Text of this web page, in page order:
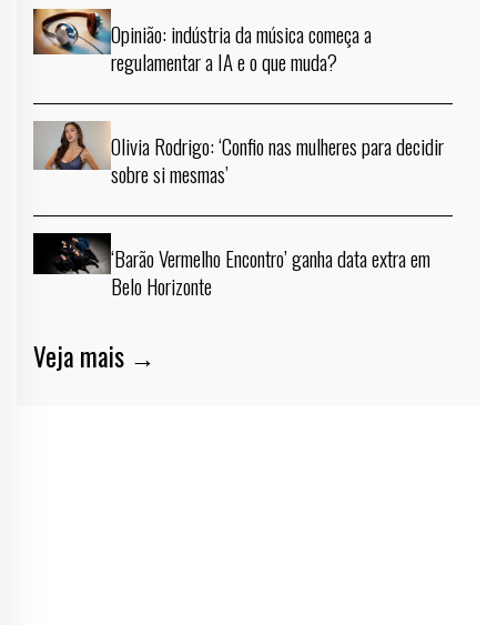
Opinião: indústria da música começa a
regulamentar a IA e o que muda?
Olivia Rodrigo: ‘Confio nas mulheres para decidir
sobre si mesmas’
‘Barão Vermelho Encontro’ ganha data extra em
Belo Horizonte
Veja mais →